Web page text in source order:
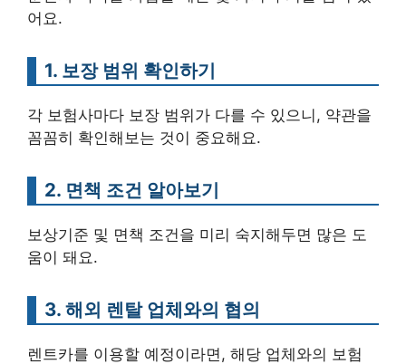
어요.
1. 보장 범위 확인하기
각 보험사마다 보장 범위가 다를 수 있으니, 약관을
꼼꼼히 확인해보는 것이 중요해요.
2. 면책 조건 알아보기
보상기준 및 면책 조건을 미리 숙지해두면 많은 도
움이 돼요.
3. 해외 렌탈 업체와의 협의
렌트카를 이용할 예정이라면, 해당 업체와의 보험